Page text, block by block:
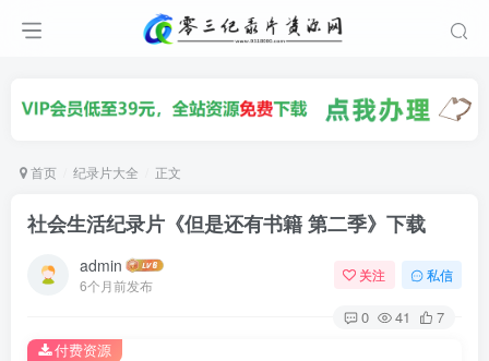
首页 纪录片大全 正文
社会生活纪录片《但是还有书籍 第二季》下载
admin
6个月前发布
关注 私信
0 41 7
付费资源